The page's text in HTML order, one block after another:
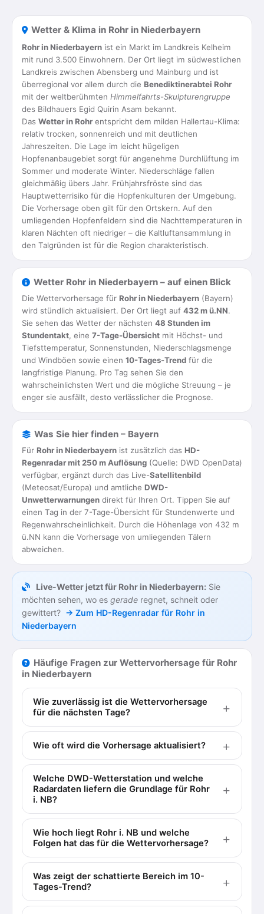
Wetter & Klima in Rohr in Niederbayern
Rohr in Niederbayern ist ein Markt im Landkreis Kelheim
mit rund 3.500 Einwohnern. Der Ort liegt im südwestlichen
Landkreis zwischen Abensberg und Mainburg und ist
überregional vor allem durch die Benediktinerabtei Rohr
mit der weltberühmten Himmelfahrts-Skulpturengruppe
des Bildhauers Egid Quirin Asam bekannt.
Das Wetter in Rohrentspricht dem milden Hallertau-Klima:
relativ trocken, sonnenreich und mit deutlichen
Jahreszeiten. Die Lage im leicht hügeligen
Hopfenanbaugebiet sorgt für angenehme Durchlüftung im
Sommer und moderate Winter. Niederschläge fallen
gleichmäßig übers Jahr. Frühjahrsfröste sind das
Hauptwetterrisiko für die Hopfenkulturen der Umgebung.
Die Vorhersage oben gilt für den Ortskern. Auf den
umliegenden Hopfenfeldern sind die Nachttemperaturen in
klaren Nächten oft niedriger – die Kaltluftansammlung in
den Talgründen ist für die Region charakteristisch.
Wetter Rohr in Niederbayern – auf einen Blick
Die Wettervorhersage für Rohr in Niederbayern (Bayern)
wird stündlich aktualisiert. Der Ort liegt auf 432 m ü.NN.
Sie sehen das Wetter der nächsten 48 Stunden im
Stundentakt, eine 7-Tage-Übersicht mit Höchst- und
Tiefsttemperatur, Sonnenstunden, Niederschlagsmenge
und Windböen sowie einen 10-Tages-Trend für die
langfristige Planung. Pro Tag sehen Sie den
wahrscheinlichsten Wert und die mögliche Streuung – je
enger sie ausfällt, desto verlässlicher die Prognose.
Was Sie hier finden – Bayern
Für Rohr in Niederbayern ist zusätzlich das HD-
Regenradar mit 250 m Auflösung (Quelle: DWD OpenData)
verfügbar, ergänzt durch das Live-Satellitenbild
(Meteosat/Europa) und amtliche DWD-
Unwetterwarnungen direkt für Ihren Ort. Tippen Sie auf
einen Tag in der 7-Tage-Übersicht für Stundenwerte und
Regenwahrscheinlichkeit. Durch die Höhenlage von 432 m
ü.NN kann die Vorhersage von umliegenden Tälern
abweichen.
Live-Wetter jetzt für Rohr in Niederbayern: Sie
möchten sehen, wo es gerade regnet, schneit oder
gewittert? → Zum HD-Regenradar für Rohr in
Niederbayern
Häufige Fragen zur Wettervorhersage für Rohr
in Niederbayern
Wie zuverlässig ist die Wettervorhersage
für die nächsten Tage?
Wie oft wird die Vorhersage aktualisiert?
Welche DWD-Wetterstation und welche
Radardaten liefern die Grundlage für Rohr
i. NB?
Wie hoch liegt Rohr i. NB und welche
Folgen hat das für die Wettervorhersage?
Was zeigt der schattierte Bereich im 10-
Tages-Trend?